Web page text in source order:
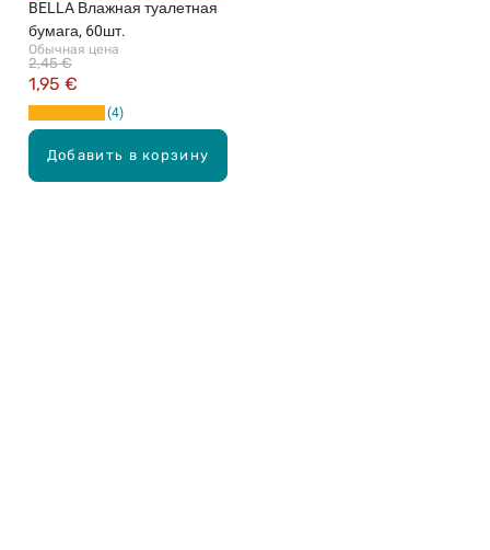
Добавить в корзину
BELLA Влажная туалетная
бумага, 60шт.
Обычная цена
1,95 €
2,45 €
4